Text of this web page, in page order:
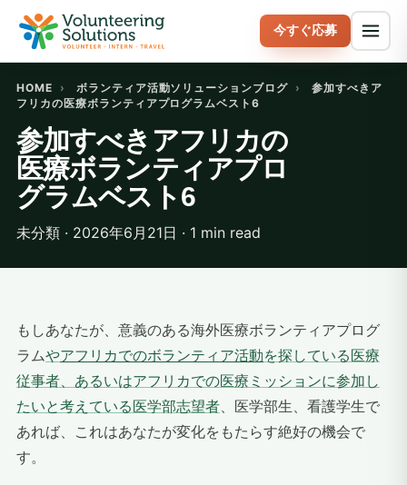
今すぐ応募
HOME › ボランティア活動ソリューションブログ ›
参加すべきア
フリカの医療ボランティアプログラムベスト6
参加すべきアフリカの
医療ボランティアプロ
グラムベスト6
未分類 · 2026年6月21日 · 1 min read
もしあなたが、意義のある海外医療ボランティアプログ
ラムやアフリカでのボランティア活動を探している医療
従事者、 あるいはアフリカでの医療ミッションに参加し
たいと考えている医学部志望者、医学部生、看護学生で
あれば、これはあなたが変化をもたらす絶好の機会で
す。